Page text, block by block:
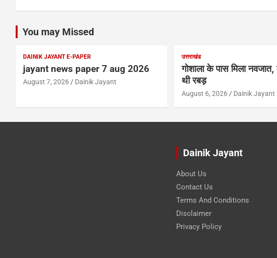
You may Missed
DAINIK JAYANT E-PAPER
jayant news paper 7 aug 2026
August 7, 2026 Dainik Jayant
उत्तराखंड
गोशाला के पास मिला
थी रबड़
August 6, 2026 Dainik Jayant
Dainik Jayant
About Us
Contact Us
Terms And Conditions
Disclaimer
Privacy Policy